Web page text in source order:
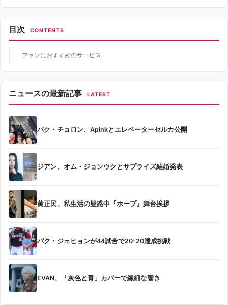
目次 CONTENTS
ファンにおすすめのサービス
ニュースの最新記事 LATEST
パク・チョロン、Apinkとエレベーターセルカ公開
ジアン、オム・ジョンウクとサプライズ結婚発表
黄正民、私生活の疑惑中『ホープ』舞台挨拶
パク・ジェヒョンが44試合で20-20達成挑戦
EVAN、「灰色と青」カバーで繊細な響き